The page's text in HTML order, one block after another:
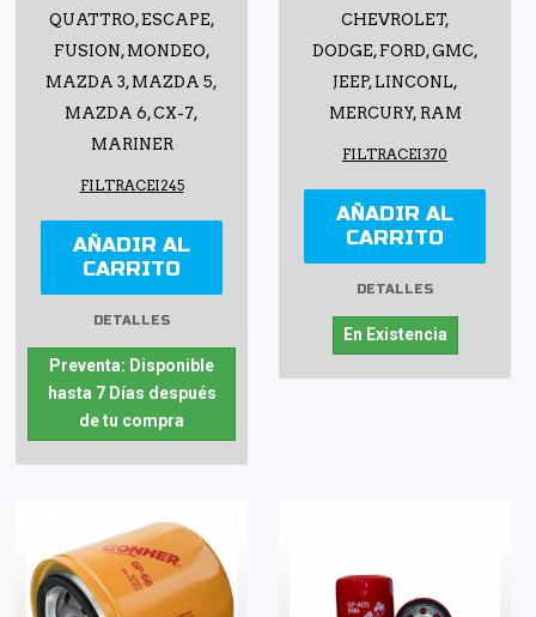
QUATTRO, ESCAPE,
FUSION, MONDEO,
MAZDA 3, MAZDA 5,
MAZDA 6, CX-7,
MARINER
FILTRACEI245
AÑADIR AL
CARRITO
DETALLES
Preventa: Disponible
hasta 7 Días después
de tu compra
CHEVROLET,
DODGE, FORD, GMC,
JEEP, LINCONL,
MERCURY, RAM
FILTRACEI370
AÑADIR AL
CARRITO
DETALLES
En Existencia